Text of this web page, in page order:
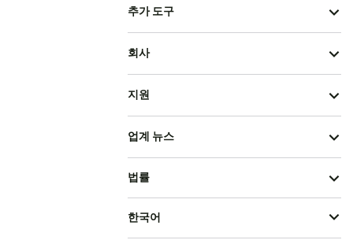
추가 도구
회사
지원
업계 뉴스
법률
한국어